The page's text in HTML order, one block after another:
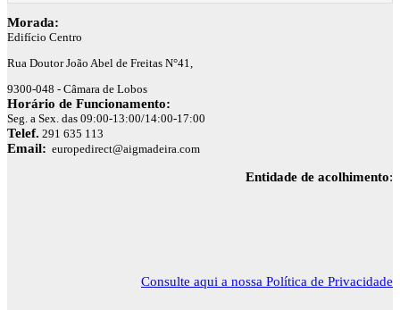
Morada:
Edifício Centro
Rua Doutor João Abel de Freitas N°41,
9300-048 - Câmara de Lobos
Horário de Funcionamento:
Seg. a Sex. das 09:00-13:00/14:00-17:00
Telef. 291 635 113
Email: europedirect@aigmadeira.com
Entidade de acolhimento:
Consulte aqui a nossa Política de Privacidade